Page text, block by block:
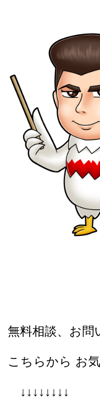
無料相談、お問
こちらから お
↓↓↓↓↓↓↓↓